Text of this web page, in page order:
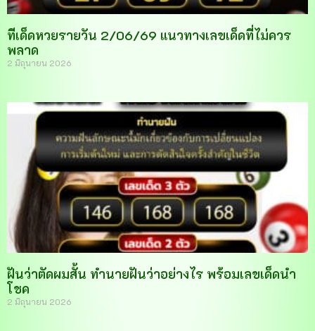
ทีเด็ดหวยรายวัน 2/06/69 แนวทางเลขเด็ดที่ไม่ควร
พลาด
2 มิถุนายน 2026
ฝันว่าตัดผมสั้น ทำนายฝันว่าอย่างไร พร้อมเลขเด็ดนำ
โชค
2 มิถุนายน 2026